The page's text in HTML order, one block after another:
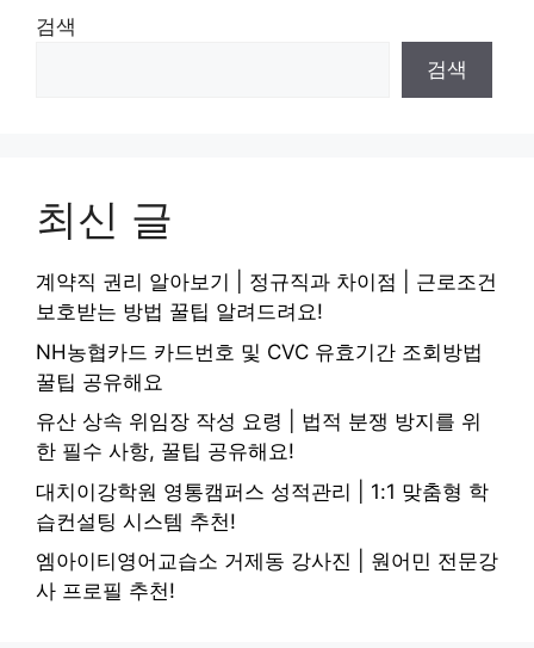
검색
검색
최신 글
계약직 권리 알아보기 | 정규직과 차이점 | 근로조건
보호받는 방법 꿀팁 알려드려요!
NH농협카드 카드번호 및 CVC 유효기간 조회방법
꿀팁 공유해요
유산 상속 위임장 작성 요령 | 법적 분쟁 방지를 위
한 필수 사항, 꿀팁 공유해요!
대치이강학원 영통캠퍼스 성적관리 | 1:1 맞춤형 학
습컨설팅 시스템 추천!
엠아이티영어교습소 거제동 강사진 | 원어민 전문강
사 프로필 추천!